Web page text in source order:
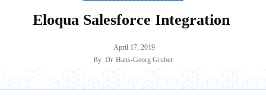
Eloqua Salesforce Integration
April 17, 2019
By Dr. Hans-Georg Gruber